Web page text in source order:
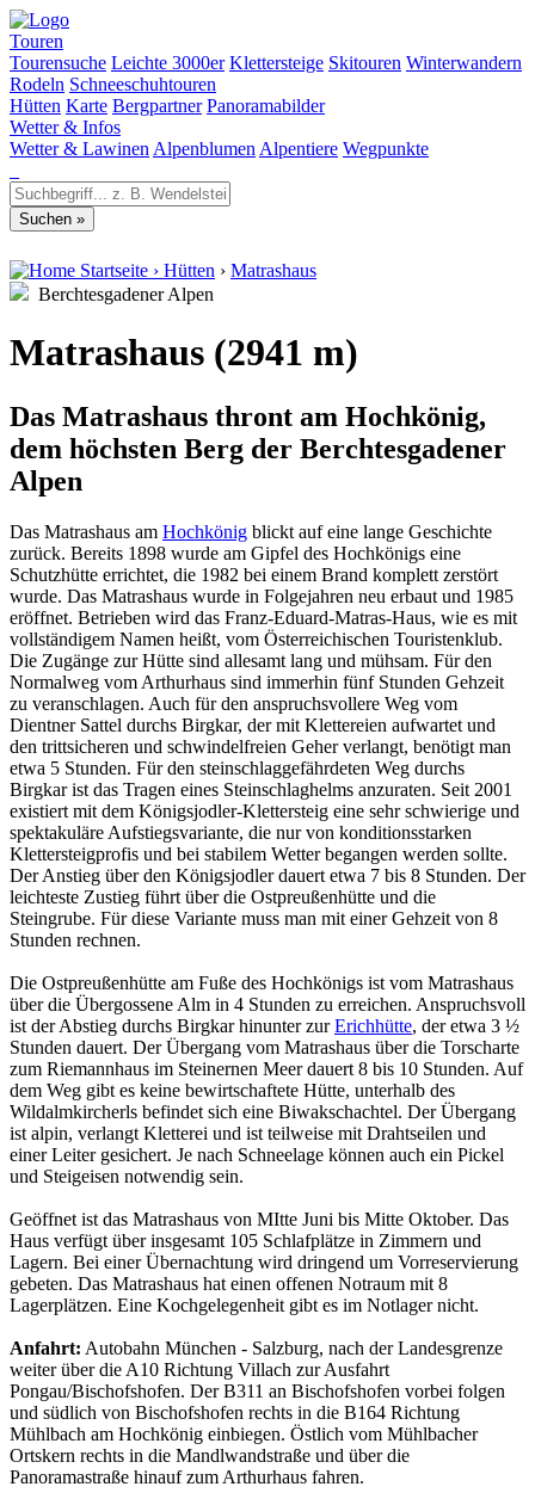
Touren
Tourensuche Leichte 3000er Klettersteige Skitouren Winterwandern
Rodeln Schneeschuhtouren
Hütten Karte Bergpartner Panoramabilder
Wetter & Infos
Wetter & Lawinen Alpenblumen Alpentiere Wegpunkte
Startseite › Hütten › Matrashaus
Berchtesgadener Alpen
Matrashaus (2941 m)
Das Matrashaus thront am Hochkönig,
dem höchsten Berg der Berchtesgadener
Alpen
Das Matrashaus am Hochkönig blickt auf eine lange Geschichte
zurück. Bereits 1898 wurde am Gipfel des Hochkönigs eine
Schutzhütte errichtet, die 1982 bei einem Brand komplett zerstört
wurde. Das Matrashaus wurde in Folgejahren neu erbaut und 1985
eröffnet. Betrieben wird das Franz-Eduard-Matras-Haus, wie es mit
vollständigem Namen heißt, vom Österreichischen Touristenklub.
Die Zugänge zur Hütte sind allesamt lang und mühsam. Für den
Normalweg vom Arthurhaus sind immerhin fünf Stunden Gehzeit
zu veranschlagen. Auch für den anspruchsvollere Weg vom
Dientner Sattel durchs Birgkar, der mit Klettereien aufwartet und
den trittsicheren und schwindelfreien Geher verlangt, benötigt man
etwa 5 Stunden. Für den steinschlaggefährdeten Weg durchs
Birgkar ist das Tragen eines Steinschlaghelms anzuraten. Seit 2001
existiert mit dem Königsjodler-Klettersteig eine sehr schwierige und
spektakuläre Aufstiegsvariante, die nur von konditionsstarken
Klettersteigprofis und bei stabilem Wetter begangen werden sollte.
Der Anstieg über den Königsjodler dauert etwa 7 bis 8 Stunden. Der
leichteste Zustieg führt über die Ostpreußenhütte und die
Steingrube. Für diese Variante muss man mit einer Gehzeit von 8
Stunden rechnen.
Die Ostpreußenhütte am Fuße des Hochkönigs ist vom Matrashaus
über die Übergossene Alm in 4 Stunden zu erreichen. Anspruchsvoll
ist der Abstieg durchs Birgkar hinunter zurErichhütte, der etwa 3 ½
Stunden dauert. Der Übergang vom Matrashaus über die Torscharte
zum Riemannhaus im Steinernen Meer dauert 8 bis 10 Stunden. Auf
dem Weg gibt es keine bewirtschaftete Hütte, unterhalb des
Wildalmkircherls befindet sich eine Biwakschachtel. Der Übergang
ist alpin, verlangt Kletterei und ist teilweise mit Drahtseilen und
einer Leiter gesichert. Je nach Schneelage können auch ein Pickel
und Steigeisen notwendig sein.
Geöffnet ist das Matrashaus von MItte Juni bis Mitte Oktober. Das
Haus verfügt über insgesamt 105 Schlafplätze in Zimmern und
Lagern. Bei einer Übernachtung wird dringend um Vorreservierung
gebeten. Das Matrashaus hat einen offenen Notraum mit 8
Lagerplätzen. Eine Kochgelegenheit gibt es im Notlager nicht.
Anfahrt: Autobahn München - Salzburg, nach der Landesgrenze
weiter über die A10 Richtung Villach zur Ausfahrt
Pongau/Bischofshofen. Der B311 an Bischofshofen vorbei folgen
und südlich von Bischofshofen rechts in die B164 Richtung
Mühlbach am Hochkönig einbiegen. Östlich vom Mühlbacher
Ortskern rechts in die Mandlwandstraße und über die
Panoramastraße hinauf zum Arthurhaus fahren.